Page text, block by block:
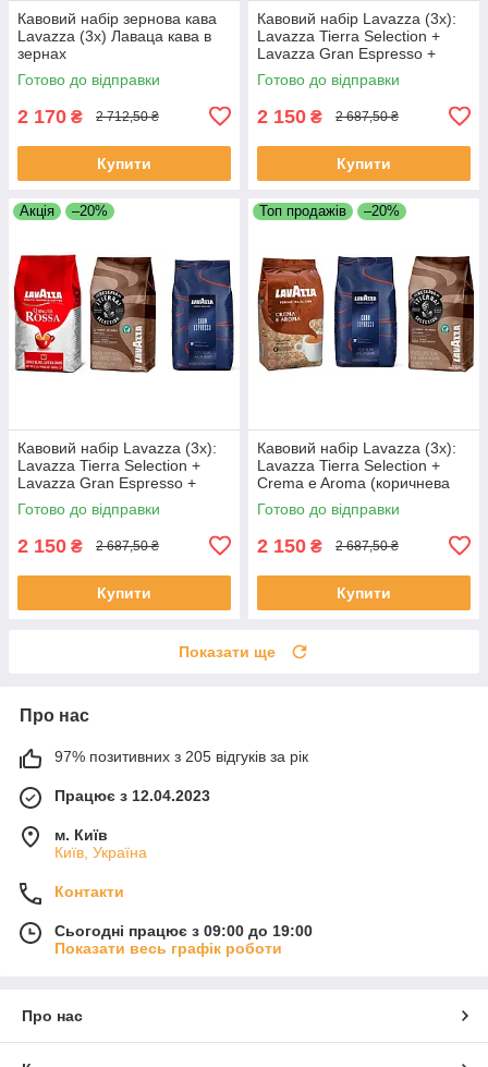
Кавовий набір зернова кава
Lavazza (3х) Лаваца кава в
зернах
Готово до відправки
2 170 ₴ 2 712,50 ₴
Купити
Кавовий набір Lavazza (3х):
Lavazza Tierra Selection +
Lavazza Gran Espresso +
Lavazza Crema e Gusto
Готово до відправки
2 150 ₴ 2 687,50 ₴
Купити
Акція –20%
Кавовий набір Lavazza (3х):
Lavazza Tierra Selection +
Lavazza Gran Espresso +
LavAzza Qualita Rossa
Готово до відправки
2 150 ₴ 2 687,50 ₴
Купити
Топ продажів –20%
Кавовий набір Lavazza (3х):
Lavazza Tierra Selection +
Crema e Aroma (коричнева
пачка) + Gran Espresso
Готово до відправки
2 150 ₴ 2 687,50 ₴
Купити
Показати ще
Про нас
97% позитивних з 205 відгуків за рік
Працює з 12.04.2023
м. Київ
Київ, Україна
Контакти
Сьогодні працює з 09:00 до 19:00
Показати весь графік роботи
Про нас